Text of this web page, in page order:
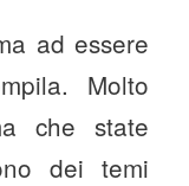
ad essere
Molto
che state
dei temi